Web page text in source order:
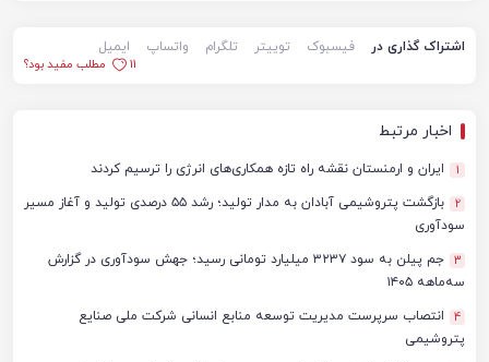
اشتراک گذاری در فیسبوک توییتر تلگرام واتساپ
ایمیل
11
مطلب مفید بود؟
اخبار مرتبط
1 ایران و ارمنستان نقشه راه تازه همکاری‌های انرژی را ترسیم کردند
2
بازگشت پتروشیمی آبادان به مدار تولید؛ رشد ۵۵ درصدی تولید و آغاز مسیر
سودآوری
3
جم پیلن به سود ۳۲۳۷ میلیارد تومانی رسید؛ جهش سودآوری در گزارش
سه‌ماهه ۱۴۰۵
4
انتصاب سرپرست مدیریت توسعه منابع انسانی شرکت ملی صنایع
پتروشیمی